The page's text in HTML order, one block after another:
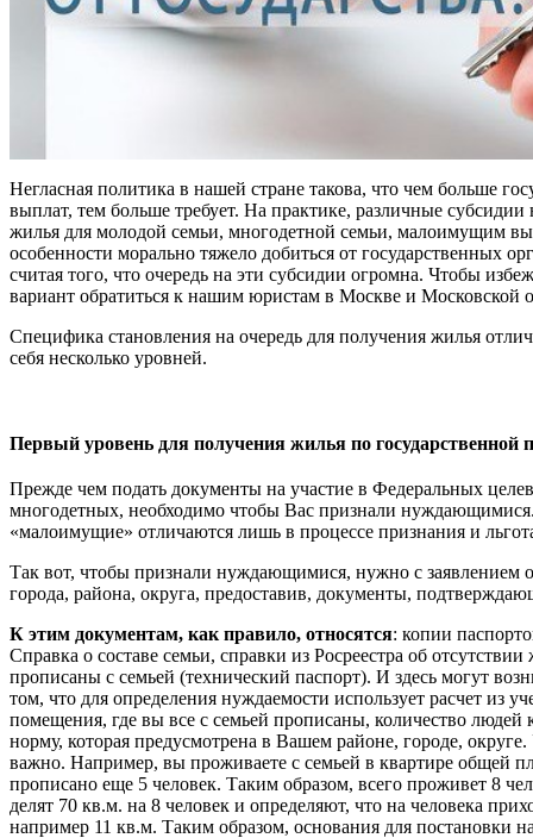
Негласная политика в нашей стране такова, что чем больше
выплат, тем больше требует. На практике, различные
жилья для молодой семьи, многодетной семьи, малоимущим
особенности морально тяжело добиться от государственных
считая того, что очередь на эти субсидии огромна. Чтобы
вариант обратиться к нашим юристам в Москве и Московской
Специфика становления на очередь для получения жилья
себя несколько уровней.
Первый уровень для получения жилья по государственной
Прежде чем подать документы на участие в Федеральных
многодетных, необходимо чтобы Вас признали
«малоимущие» отличаются лишь в процессе признания и
Так вот, чтобы признали нуждающимися, нужно с заявлением
города, района, округа, предоставив, документы,
К этим документам, как правило, относятся: копии
Справка о составе семьи, справки из Росреестра об
прописаны с семьей (технический паспорт). И здесь могут
том, что для определения нуждаемости использует расчет из
помещения, где вы все с семьей прописаны, количество
норму, которая предусмотрена в Вашем районе, городе,
важно. Например, вы проживаете с семьей в квартире общей
прописано еще 5 человек. Таким образом, всего проживет 8
делят 70 кв.м. на 8 человек и определяют, что на человека
например 11 кв.м. Таким образом, основания для постановки